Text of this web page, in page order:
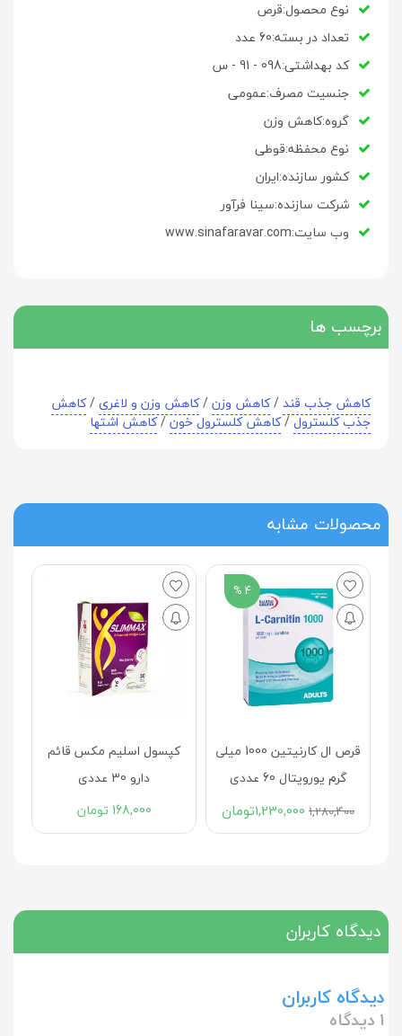
نوع محصول:قرص
تعداد در بسته:60 عدد
کد بهداشتی:098 - 91 - س
جنسیت مصرف:عمومی
گروه:کاهش وزن
نوع محفظه:قوطی
کشور سازنده:ایران
شرکت سازنده:سینا فرآور
وب سایت:www.sinafaravar.com
برچسب ها
کاهش جذب قند/کاهش وزن/کاهش وزن و لاغری/کاهش
جذب کلسترول/کاهش کلسترول خون/کاهش اشتها
محصولات مشابه
4 %
قرص ال کارنیتین 1000 میلی
گرم یورویتال 60 عددی
1,280,400
1,230,000تومان
کپسول اسلیم مکس قائم
دارو 30 عددی
168,000 تومان
دیدگاه کاربران
دیدگاه کاربران
1 دیدگاه